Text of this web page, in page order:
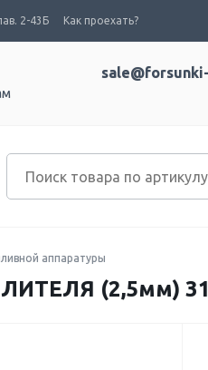
2-43Б Как проехать?
аппаратуры
(2,5мм)